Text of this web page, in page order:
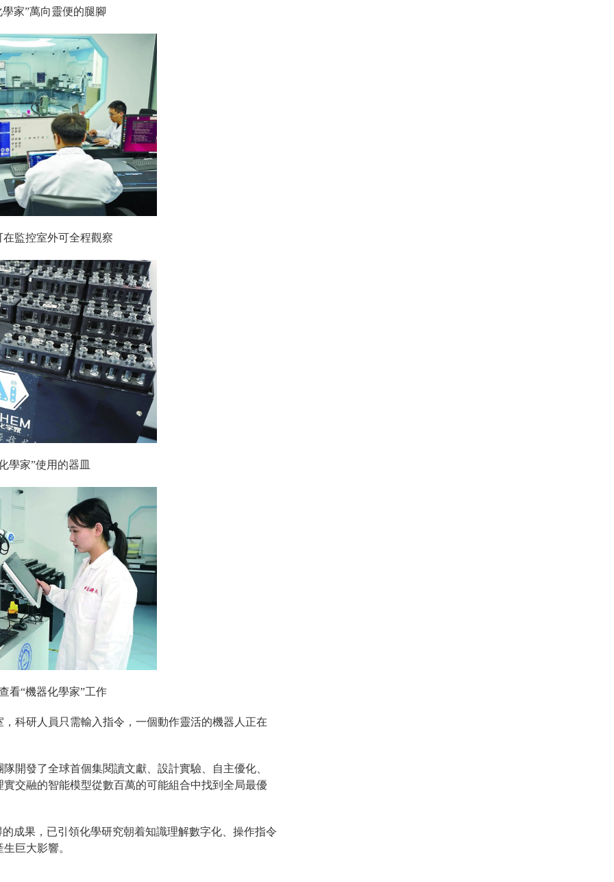
家”萬向靈便的腿腳
在監控室外可全程觀察
學家”使用的器皿
看“機器化學家”工作
科研人員只需輸入指令，一個動作靈活的機器人正在
開發了全球首個集閱讀文獻、設計實驗、自主優化、
交融的智能模型從數百萬的可能組合中找到全局最優
成果，已引領化學研究朝着知識理解數字化、操作指令
巨大影響。